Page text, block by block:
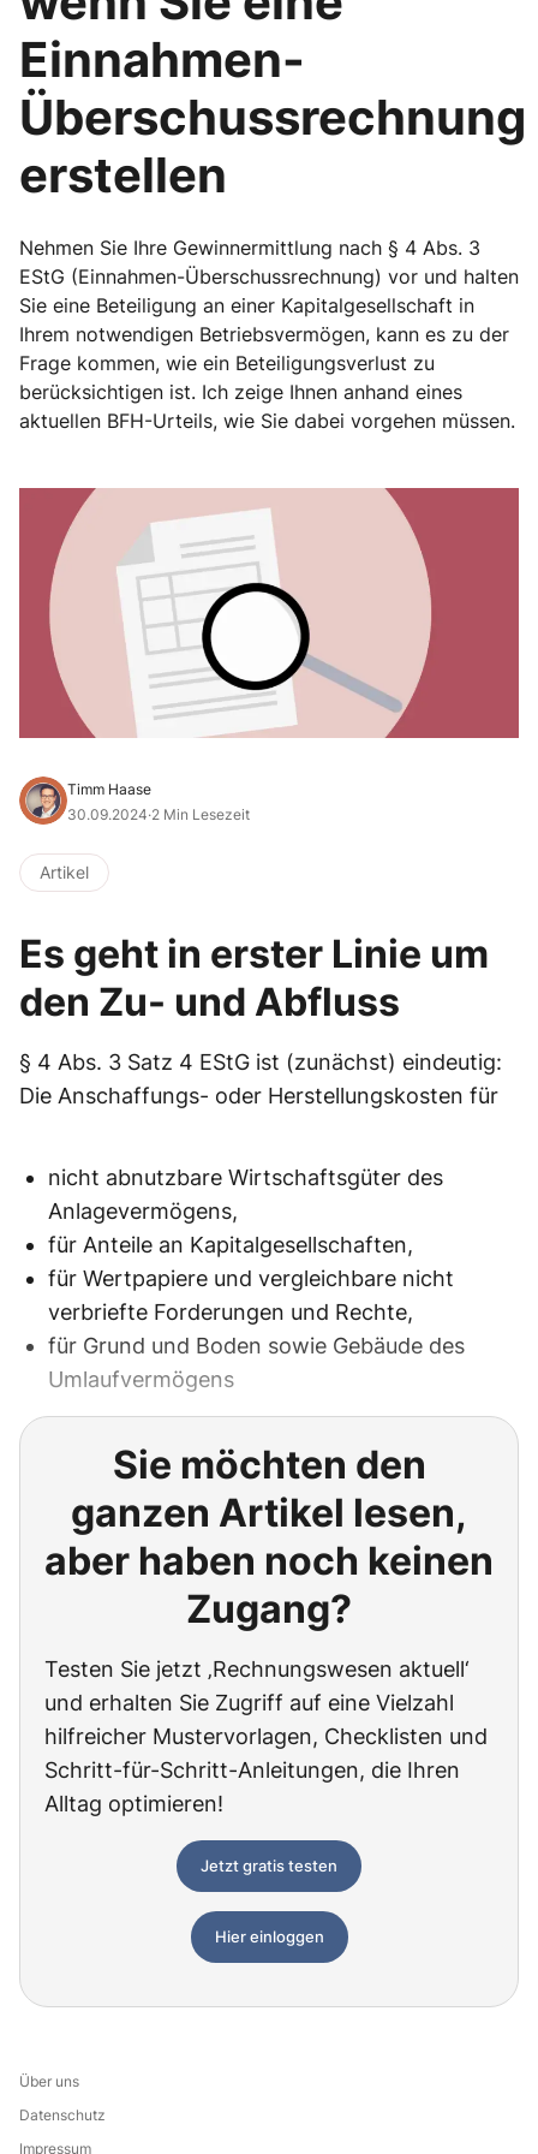
Einnahmen-
Überschussrechnung
erstellen
Nehmen Sie Ihre Gewinnermittlung nach § 4 Abs. 3
EStG (Einnahmen-Überschussrechnung) vor und halten
Sie eine Beteiligung an einer Kapitalgesellschaft in
Ihrem notwendigen Betriebsvermögen, kann es zu der
Frage kommen, wie ein Beteiligungsverlust zu
berücksichtigen ist. Ich zeige Ihnen anhand eines
aktuellen BFH-Urteils, wie Sie dabei vorgehen müssen.
Timm Haase
30.09.2024·2 Min Lesezeit
Artikel
Es geht in erster Linie um
den Zu- und Abfluss
§ 4 Abs. 3 Satz 4 EStG ist (zunächst) eindeutig:
Die Anschaffungs- oder Herstellungskosten für
nicht abnutzbare Wirtschaftsgüter des
Anlagevermögens,
für Anteile an Kapitalgesellschaften,
für Wertpapiere und vergleichbare nicht
verbriefte Forderungen und Rechte,
für Grund und Boden sowie Gebäude des
Umlaufvermögens
Sie möchten den
ganzen Artikel lesen,
aber haben noch keinen
Zugang?
Testen Sie jetzt ‚Rechnungswesen aktuell‘
und erhalten Sie Zugriff auf eine Vielzahl
hilfreicher Mustervorlagen, Checklisten und
Schritt-für-Schritt-Anleitungen, die Ihren
Alltag optimieren!
Jetzt gratis testen
Hier einloggen
Über uns
Datenschutz
Impressum